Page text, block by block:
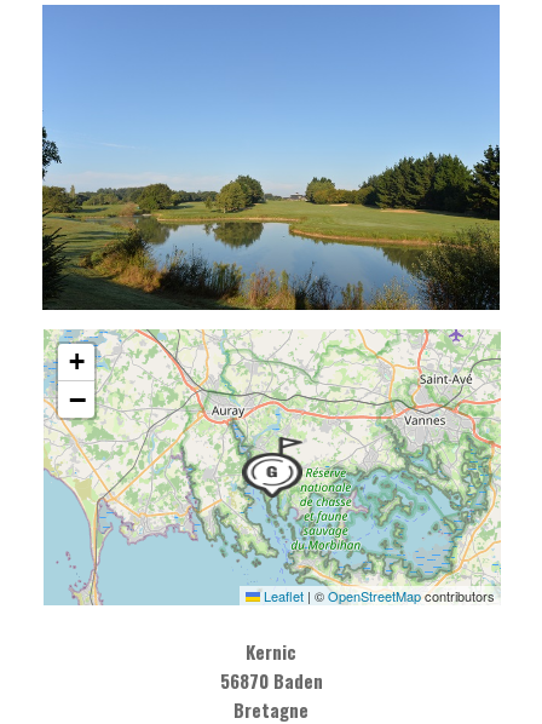
+
−
Leaflet | ©OpenStreetMapcontributors
Kernic
56870 Baden
Bretagne